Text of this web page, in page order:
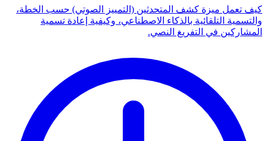
كيف تعمل ميزة كشف المتحدثين (التمييز الصوتي) حسب الخطة،
والتسمية التلقائية بالذكاء الاصطناعي، وكيفية إعادة تسمية
المشاركين في التفريغ النصي.